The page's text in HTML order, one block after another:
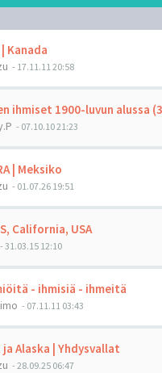
| Kanada
- 17.11.11 20:58
ihmiset 1900-luvun alussa
- 07.10.10 21:23
| Meksiko
- 01.07.26 19:51
California, USA
- 31.03.15 12:10
- ihmisiä - ihmeitä
- 07.11.11 03:43
ja Alaska | Yhdysvallat
- 28.09.25 06:47